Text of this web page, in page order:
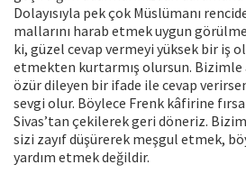
Dolayısıyla pek çok Müslümanı
mallarını harab etmek uygun
ki, güzel cevap vermeyi yüksek bir iş
etmekten kurtarmış olursun. Bizimle
özür dileyen bir ifade ile cevap
sevgi olur. Böylece Frenk kâfirine
Sivas’tan çekilerek geri döneriz.
sizi zayıf düşürerek meşgul etmek,
yardım etmek değildir.